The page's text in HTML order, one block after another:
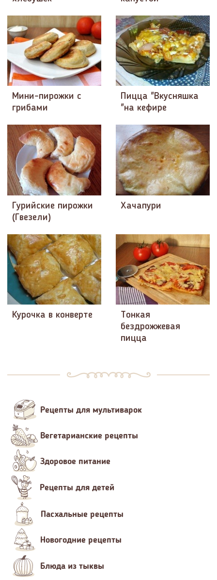
Мини-пирожки с
грибами
Пицца "Вкусняшка
"на кефире
Гурийские пирожки
(Гвезели)
Хачапури
Курочка в конверте
Тонкая
бездрожжевая
пицца
Рецепты для мультиварок
Вегетарианские рецепты
Здоровое питание
Рецепты для детей
Пасхальные рецепты
Новогодние рецепты
Блюда из тыквы